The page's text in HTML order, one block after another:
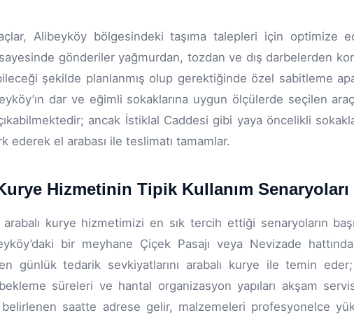
Alibeyköy bölgesindeki taşıma talepleri için optimize
sayesinde gönderiler yağmurdan, tozdan ve dış darbelerden
şekilde planlanmış olup gerektiğinde özel sabitleme
dar ve eğimli sokaklarına uygun ölçülerde seçilen
ancak İstiklal Caddesi gibi yaya öncelikli
ederek el arabası ile teslimatı tamamlar.
Hizmetinin Tipik Kullanım Senaryoları
kurye hizmetimizi en sık tercih ettiği senaryoların
bir meyhane Çiçek Pasajı veya Nevizade
günlük tedarik sevkiyatlarını arabalı kurye ile temin
süreleri ve hantal organizasyon yapıları akşam
saatte adrese gelir, malzemeleri profesyonelce